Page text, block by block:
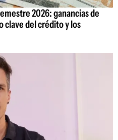
2026: ganancias de
clave del crédito y los